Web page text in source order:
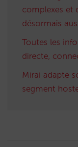
complexes et
désormais
Toutes les
directe,
Mirai adapte
segment